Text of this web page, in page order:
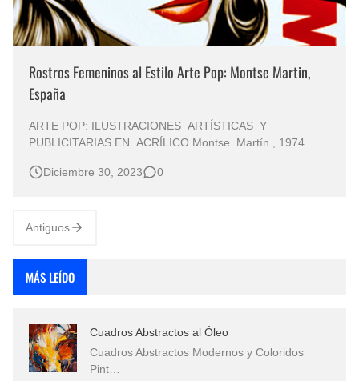
Rostros Femeninos al Estilo Arte Pop: Montse Martin,
España
ARTE POP: ILUSTRACIONES ARTÍSTICAS Y
PUBLICITARIAS EN ACRÍLICO Montse Martín , 1974
Pinturas en Acrílico Retratos Art Pop Mujeres Pinturas de
Diciembre 30, 2023 0
Antiguos
MÁS LEÍDO
Cuadros Abstractos al Óleo
Cuadros Abstractos Modernos y Coloridos
Pint…